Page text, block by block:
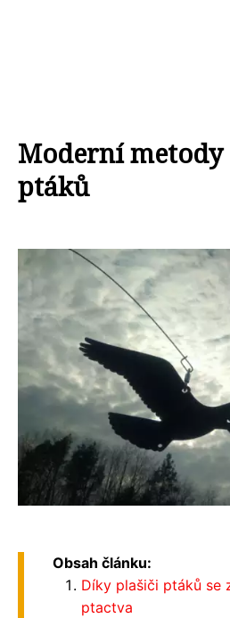
Moderní
ptáků
Obsah článku:
Díky plašiči ptáků se
ptactva